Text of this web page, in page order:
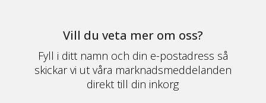
Vill du veta mer om oss?
Fyll i ditt namn och din e-postadress så
skickar vi ut våra marknadsmeddelanden
direkt till din inkorg